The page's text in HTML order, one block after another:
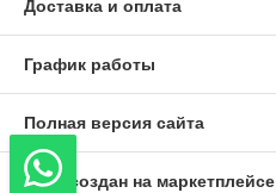
Доставка и оплата
График работы
Полная версия сайта
Сайт создан на маркетплейсе